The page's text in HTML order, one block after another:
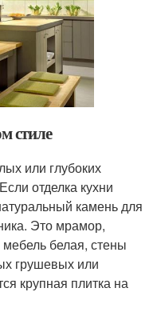
стиле
или глубоких
отделка кухни
камень для
Это мрамор,
белая, стены
грушевых или
крупная плитка на